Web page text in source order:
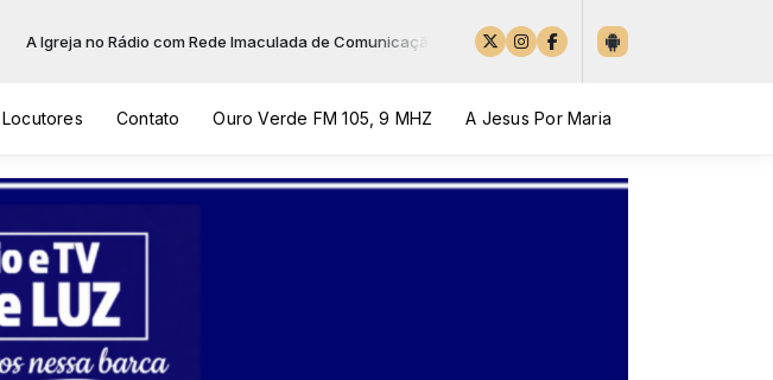
A Igreja no Rádio com Rede Imaculada de Comunicação das 00:00 às 05:00
Locutores Contato Ouro Verde FM 105, 9 MHZ A Jesus Por Maria